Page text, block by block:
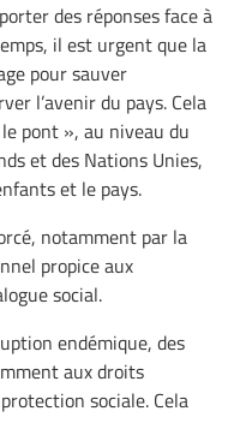
des réponses face à
il est urgent que la
pour sauver
l’avenir du pays. Cela
pont », au niveau du
et des Nations Unies,
et le pays.
notamment par la
propice aux
social.
endémique, des
aux droits
sociale. Cela